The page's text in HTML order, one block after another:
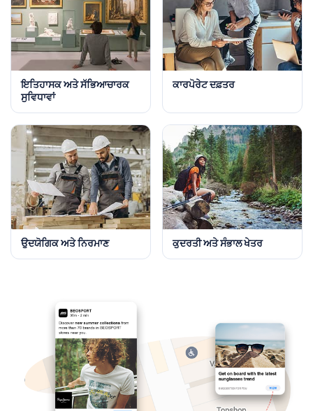
ਇਤਿਹਾਸਕ ਅਤੇ ਸੱਭਿਆਚਾਰਕ
ਸੁਵਿਧਾਵਾਂ
ਕਾਰਪੋਰੇਟ ਦਫ਼ਤਰ
ਉਦਯੋਗਿਕ ਅਤੇ ਨਿਰਮਾਣ ਕੁਦਰਤੀ ਅਤੇ ਸੰਭਾਲ ਖੇਤਰ